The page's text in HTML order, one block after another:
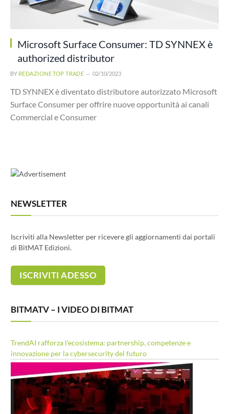
Microsoft Surface Consumer: TD SYNNEX è
authorized distributor
BY REDAZIONE TOP TRADE 02/10/2023
TD SYNNEX è diventato distributore autorizzato Microsoft
Surface Consumer per offrire nuove opportunità ai canali
Commercial e Consumer
NEWSLETTER
Iscriviti alla Newsletter per ricevere gli aggiornamenti dai portali
di BitMAT Edizioni.
BITMATV – I VIDEO DI BITMAT
TrendAI rafforza l’ecosistema: partnership, competenze e
innovazione per la cybersecurity del futuro